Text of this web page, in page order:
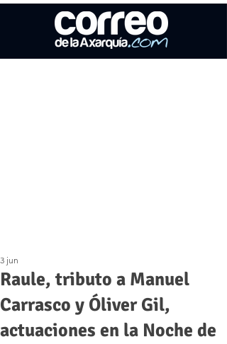
Raule, tributo a Manuel
Carrasco y Óliver Gil,
actuaciones en la Noche de
3 jun